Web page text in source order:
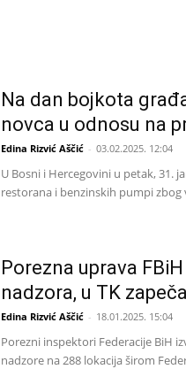
Na dan bojkota
novca u odnosu na
Edina Rizvić Aščić - 03.02.2025. 12:04
U Bosni i Hercegovini u petak, 31.
restorana i benzinskih pumpi zbog
Porezna uprava
nadzora, u TK
Edina Rizvić Aščić - 18.01.2025. 15:04
Porezni inspektori Federacije BiH
nadzore na 288 lokacija širom